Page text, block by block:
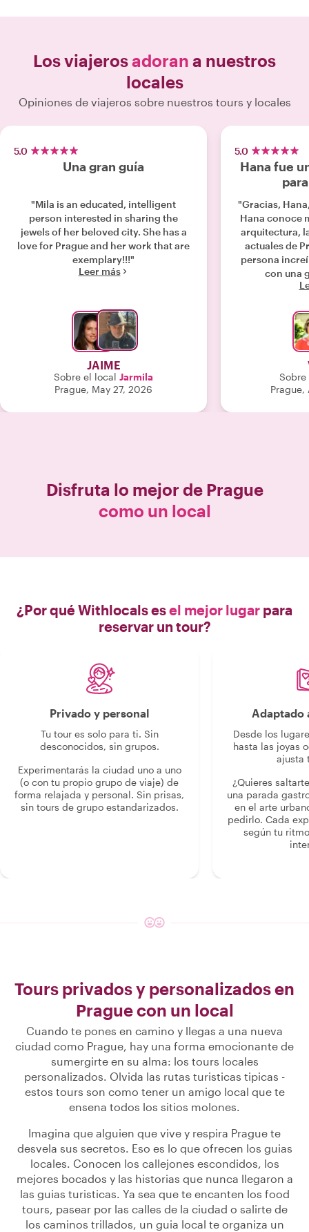
Los viajerosadoran a nuestros
locales
Opiniones de viajeros sobre nuestros tours y locales
5.0
Una gran guía
"Mila is an educated, intelligent
person interested in sharing the
jewels of her beloved city. She has a
love for Prague and her work that are
exemplary!!!"
Leer más
JAIME
Sobre el local Jarmila
Prague, May 27, 2026
5.0
Hana fue
"Gracias,
Hana conoce
arquitectura,
actuales de
persona
con una
experiencias
excelente
Disfruta lo mejor de Prague
como un local
¿Por qué Withlocals esel mejor lugar para
reservar un tour?
Privado y personal
Tu tour es solo para ti. Sin
desconocidos, sin grupos.
Experimentarás la ciudad uno a uno
(o con tu propio grupo de viaje) de
forma relajada y personal. Sin prisas,
sin tours de grupo estandarizados.
Adaptado
Desde los
hasta las joyas
ajusta
¿Quieres
una parada
en el arte
pedirlo. Cada
según tu
Tours privados y personalizados en
Prague con un local
Cuando te pones en camino y llegas a una nueva
ciudad como Prague, hay una forma emocionante de
sumergirte en su alma: los tours locales
personalizados. Olvida las rutas turisticas tipicas -
estos tours son como tener un amigo local que te
ensena todos los sitios molones.
Imagina que alguien que vive y respira Prague te
desvela sus secretos. Eso es lo que ofrecen los guias
locales. Conocen los callejones escondidos, los
mejores bocados y las historias que nunca llegaron a
las guias turisticas. Ya sea que te encanten los food
tours, pasear por las calles de la ciudad o salirte de
los caminos trillados, un guia local te organiza un